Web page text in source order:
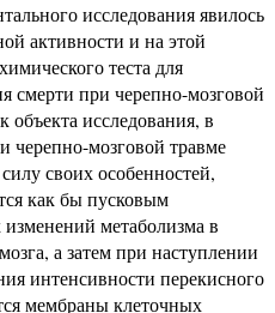
исследования явилось
активности и на этой
теста для
смерти при черепно-мозговой
объекта исследования, в
черепно-мозговой травме
своих особенностей,
как бы пусковым
метаболизма в
а затем при наступлении
интенсивности перекисного
мембраны клеточных